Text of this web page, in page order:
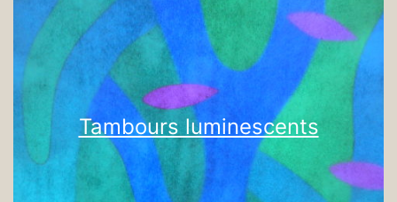
Tambours luminescents